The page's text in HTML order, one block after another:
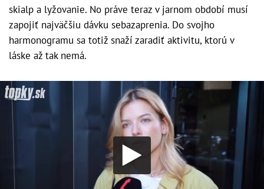
skialp a lyžovanie. No práve teraz v jarnom období musí
zapojiť najväčšiu dávku sebazaprenia. Do svojho
harmonogramu sa totiž snaží zaradiť aktivitu, ktorú v
láske až tak nemá.